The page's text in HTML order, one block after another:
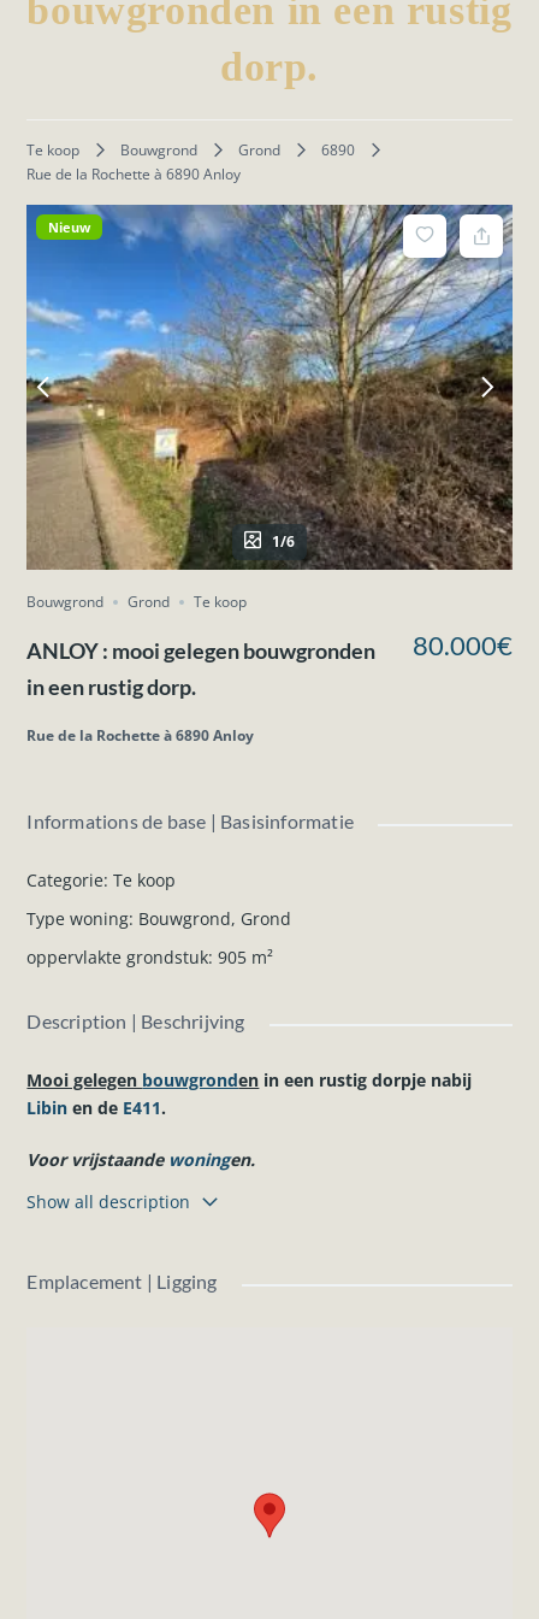
bouwgronden in een rustig
dorp.
Te koop Bouwgrond Grond
6890
Rue de la Rochette à 6890 Anloy
Nieuw
1/6
Bouwgrond Grond Te koop
ANLOY : mooi gelegen bouwgronden
in een rustig dorp.
Rue de la Rochette à 6890 Anloy
80.000€
Informations de base | Basisinformatie
Categorie: Te koop
Type woning: Bouwgrond, Grond
oppervlakte grondstuk: 905 m²
Description | Beschrijving
Mooi gelegen bouwgronden in een rustig dorpje nabij
Libin en de E411.
Voor vrijstaande woningen.
LOT 2 : 8a 37ca
Diepte perceel : +- 40,24 à 43,45 meter
Breedte perceel : +- 26,68 meter
Show all description
Emplacement | Ligging